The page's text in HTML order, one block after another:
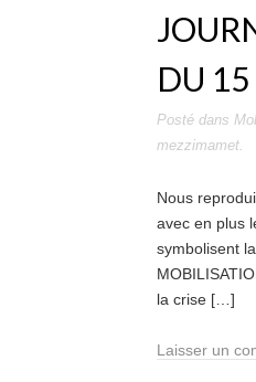
DU
Posté dans
mezzimamet.
Nous
avec en plus
symbolisent
la crise […]
Laisser un